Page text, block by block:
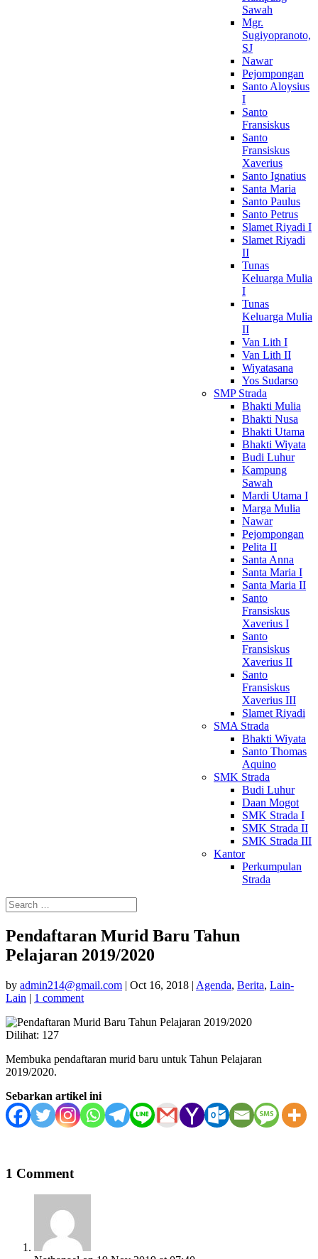
Sawah
Mgr.
Sugiyopranoto,
SJ
Nawar
Pejompongan
Santo Aloysius
I
Santo
Fransiskus
Santo
Fransiskus
Xaverius
Santo Ignatius
Santa Maria
Santo Paulus
Santo Petrus
Slamet Riyadi I
Slamet Riyadi
II
Tunas
Keluarga Mulia
I
Tunas
Keluarga Mulia
II
Van Lith I
Van Lith II
Wiyatasana
Yos Sudarso
SMP Strada
Bhakti Mulia
Bhakti Nusa
Bhakti Utama
Bhakti Wiyata
Budi Luhur
Kampung
Sawah
Mardi Utama I
Marga Mulia
Nawar
Pejompongan
Pelita II
Santa Anna
Santa Maria I
Santa Maria II
Santo
Fransiskus
Xaverius I
Santo
Fransiskus
Xaverius II
Santo
Fransiskus
Xaverius III
Slamet Riyadi
SMA Strada
Bhakti Wiyata
Santo Thomas
Aquino
SMK Strada
Budi Luhur
Daan Mogot
SMK Strada I
SMK Strada II
SMK Strada III
Kantor
Perkumpulan
Strada
Pendaftaran Murid Baru Tahun
Pelajaran 2019/2020
by admin214@gmail.com | Oct 16, 2018 | Agenda, Berita, Lain-
Lain | 1 comment
Dilihat: 127
Membuka pendaftaran murid baru untuk Tahun Pelajaran
2019/2020.
Sebarkan artikel ini
1 Comment